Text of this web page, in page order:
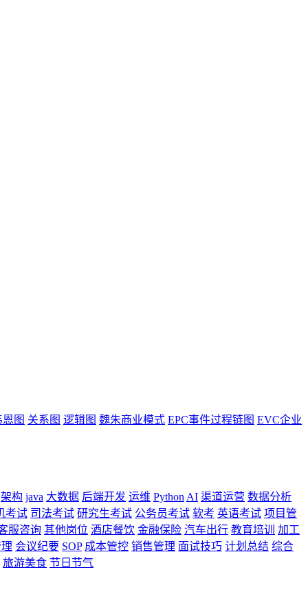
恩图 关系图 逻辑图 魏朱商业模式 EPC事件过程链图 EVC企业
架构 java 大数据 后端开发 运维 Python AI 渠道运营 数据分析
考试 司法考试 研究生考试 公务员考试 软考 英语考试 项目管
服咨询 其他岗位 酒店餐饮 金融保险 汽车出行 教育培训
加工
会议纪要 SOP 成本管控 销售管理 面试技巧 计划总结 综合
旅游美食 节日节气